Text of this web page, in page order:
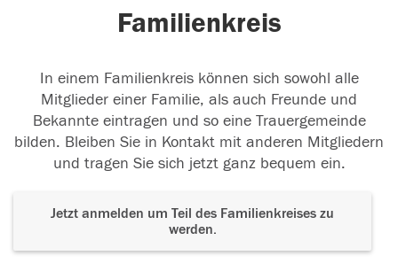
Familienkreis
In einem Familienkreis können sich sowohl alle
Mitglieder einer Familie, als auch Freunde und
Bekannte eintragen und so eine Trauergemeinde
bilden. Bleiben Sie in Kontakt mit anderen Mitgliedern
und tragen Sie sich jetzt ganz bequem ein.
Jetzt anmelden um Teil des Familienkreises zu
werden.